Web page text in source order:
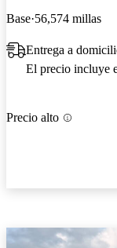
Base 56,574 millas
Entrega a
El precio incluye
Precio alto